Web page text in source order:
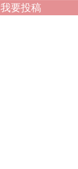
我要投稿